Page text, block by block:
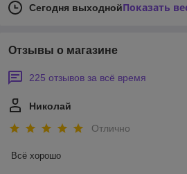
Сегодня выходнойПоказать
Отзывы о магазине
225 отзывов за всё время
Николай
Отлично
Всё хорошо